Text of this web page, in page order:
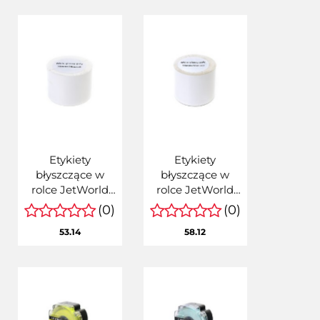
Etykiety
błyszczące w
rolce JetWorld
Białe 70mm*30m
zamiennik do
Epson TM-3500
(0)
53.14
Etykiety
błyszczące w
rolce JetWorld
Białe 79mm*30m
zamiennik do
Epson TM-3500
(0)
58.12